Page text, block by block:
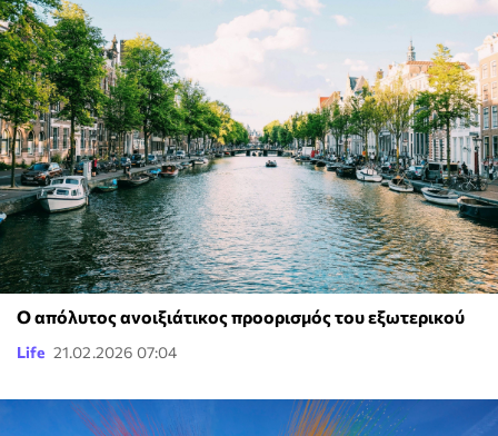
Ο απόλυτος ανοιξιάτικος προορισμός του εξωτερικού
Life 21.02.2026 07:04